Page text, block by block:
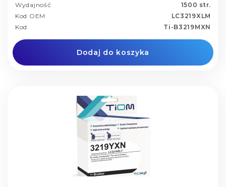
Wydajność
1500 str.
Kod OEM
LC3219XLM
Kod
Ti-B3219MXN
Dodaj do koszyka